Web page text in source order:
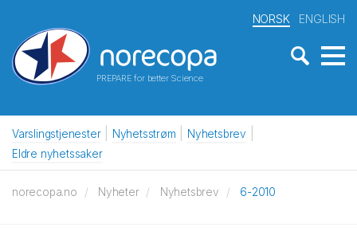
PREPARE for better Science
NORSK ENGLISH
Varslingstjenester Nyhetsstrøm
Nyhetsbrev
Eldre nyhetssaker
norecopa.no Nyheter Nyhetsbrev 6-2010